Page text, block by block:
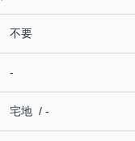
不要
-
宅地 / -